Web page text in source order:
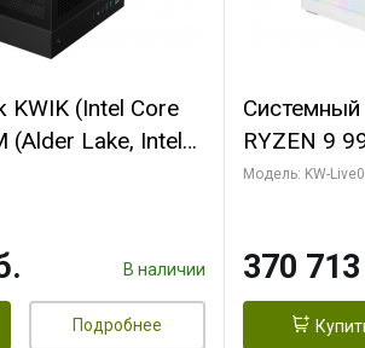
KWIK (Intel Core
(Alder Lake, Intel
64 ГБ ОЗУ/ Ninja
В наличии
Подробнее
Системный
RYZEN 9
ОЗУ/ Palit
Модель: KW-
370